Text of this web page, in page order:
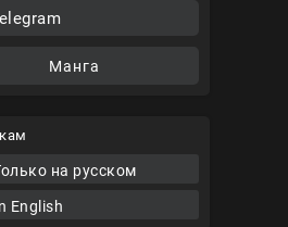
на русском
English
Манга